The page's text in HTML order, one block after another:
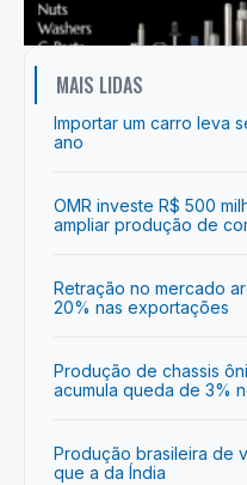
MAIS LIDAS
Importar um carro leva
ano
OMR investe R$ 500
ampliar produção de
Retração no mercado
20% nas exportações
Produção de chassis
acumula queda de 3%
Produção brasileira de
que a da Índia